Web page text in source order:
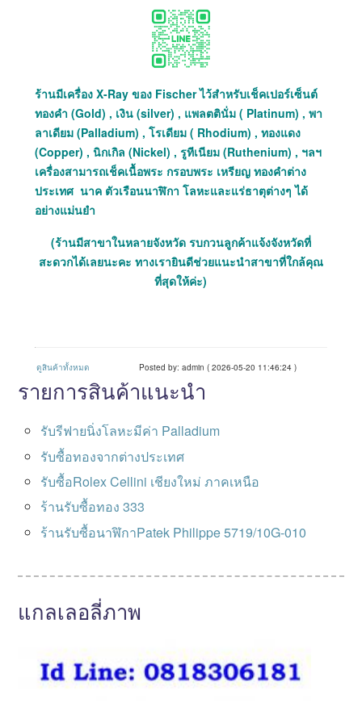
ร้านมีเครื่อง X-Ray ของ Fischer ไว้สำหรับเช็คเปอร์เซ็นต์
ทองคำ (Gold) , เงิน (silver) , แพลตตินั่ม ( Platinum) , พา
ลาเดียม (Palladium) , โรเดียม ( Rhodium) , ทองแดง
(Copper) , นิกเกิล (Nickel) , รูทีเนียม (Ruthenium) , ฯลฯ
เครื่องสามารถเช็คเนื้อพระ กรอบพระ เหรียญ ทองคำต่าง
ประเทศ นาค ตัวเรือนนาฬิกา โลหะและแร่ธาตุต่างๆ ได้
อย่างแม่นยำ
(ร้านมีสาขาในหลายจังหวัด รบกวนลูกค้าแจ้งจังหวัดที่
สะดวกได้เลยนะคะ ทางเรายินดีช่วยแนะนำสาขาที่ใกล้คุณ
ที่สุดให้ค่ะ)
ดูสินค้าทั้งหมด Posted by: admin ( 2026-05-20 11:46:24 )
รายการสินค้าแนะนำ
รับรีฟายนิ่งโลหะมีค่า Palladium
รับซื้อทองจากต่างประเทศ
รับซื้อRolex Cellini เชียงใหม่ ภาคเหนือ
ร้านรับซื้อทอง 333
ร้านรับซื้อนาฬิกาPatek Philippe 5719/10G-010
แกลเลอลี่ภาพ